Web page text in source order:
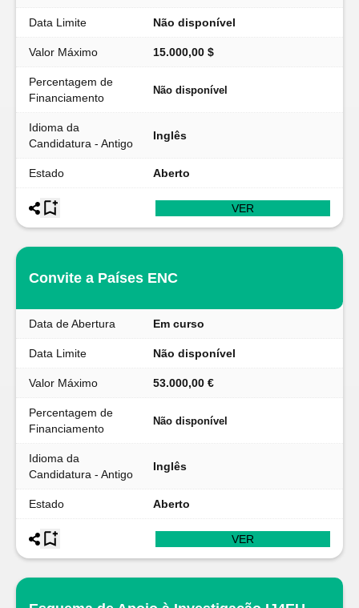
Data Limite Não disponível
Valor Máximo 15.000,00 $
Percentagem de
Financiamento
Não disponível
Idioma da
Candidatura - Antigo
Inglês
Estado Aberto
VER
Convite a Países ENC
Data de Abertura Em curso
Data Limite Não disponível
Valor Máximo 53.000,00 €
Percentagem de
Financiamento
Não disponível
Idioma da
Candidatura - Antigo
Inglês
Estado Aberto
VER